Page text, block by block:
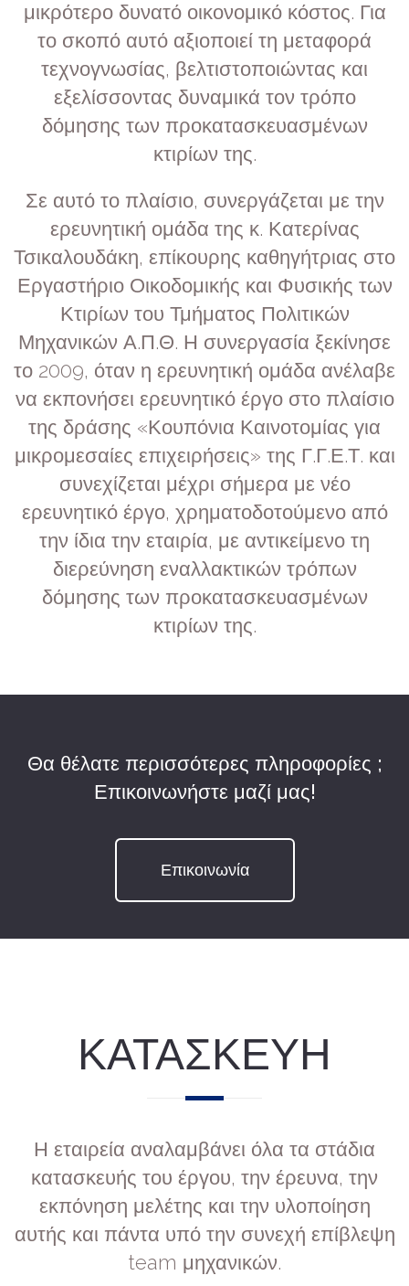
μικρότερο δυνατό οικονομικό κόστος. Για
το σκοπό αυτό αξιοποιεί τη μεταφορά
τεχνογνωσίας, βελτιστοποιώντας και
εξελίσσοντας δυναμικά τον τρόπο
δόμησης των προκατασκευασμένων
κτιρίων της.
Σε αυτό το πλαίσιο, συνεργάζεται με την
ερευνητική ομάδα της κ. Κατερίνας
Τσικαλουδάκη, επίκουρης καθηγήτριας στο
Εργαστήριο Οικοδομικής και Φυσικής των
Κτιρίων του Τμήματος Πολιτικών
Μηχανικών Α.Π.Θ. Η συνεργασία ξεκίνησε
το 2009, όταν η ερευνητική ομάδα ανέλαβε
να εκπονήσει ερευνητικό έργο στο πλαίσιο
της δράσης «Κουπόνια Καινοτομίας για
μικρομεσαίες επιχειρήσεις» της Γ.Γ.Ε.Τ. και
συνεχίζεται μέχρι σήμερα με νέο
ερευνητικό έργο, χρηματοδοτούμενο από
την ίδια την εταιρία, με αντικείμενο τη
διερεύνηση εναλλακτικών τρόπων
δόμησης των προκατασκευασμένων
κτιρίων της.
Θα θέλατε περισσότερες πληροφορίες ;
Επικοινωνήστε μαζί μας!
Επικοινωνία
ΚΑΤΑΣΚΕΥΗ
Η εταιρεία αναλαμβάνει όλα τα στάδια
κατασκευής του έργου, την έρευνα, την
εκπόνηση μελέτης και την υλοποίηση
αυτής και πάντα υπό την συνεχή επίβλεψη
team μηχανικών.